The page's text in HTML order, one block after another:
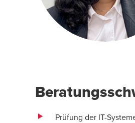
Prüfung der IT-